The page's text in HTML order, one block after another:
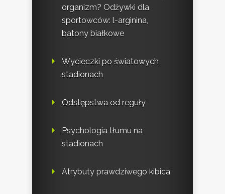
organizm? Odżywki dla
sportowców: l-arginina,
batony białkowe
Wycieczki po światowych
stadionach
Odstępstwa od reguły
Psychologia tłumu na
stadionach
Atrybuty prawdziwego kibica